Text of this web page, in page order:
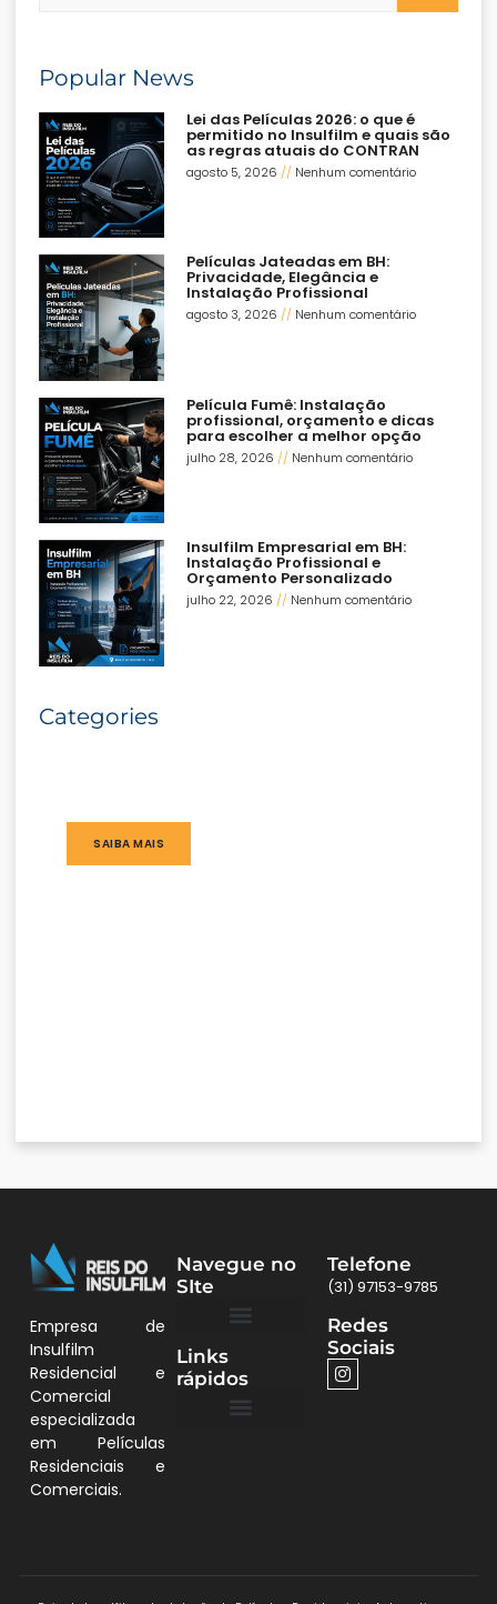
Popular News
Lei das Películas 2026: o que é
permitido no Insulfilm e quais são
as regras atuais do CONTRAN
agosto 5, 2026 Nenhum comentário
Películas Jateadas em BH:
Privacidade, Elegância e
Instalação Profissional
agosto 3, 2026 Nenhum comentário
Película Fumê: Instalação
profissional, orçamento e dicas
para escolher a melhor opção
julho 28, 2026 Nenhum comentário
Insulfilm Empresarial em BH:
Instalação Profissional e
Orçamento Personalizado
julho 22, 2026 Nenhum comentário
Categories
SAIBA MAIS
Empresa de
Insulfilm
Residencial e
Comercial
especializada
em Películas
Residenciais e
Comerciais.
Navegue no
SIte
Links
rápidos
Telefone
(31) 97153-9785
Redes
Sociais